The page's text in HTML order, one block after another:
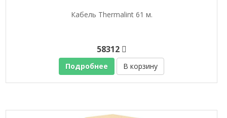
Кабель Thermalint 61 м.
58312
Подробнее В корзину